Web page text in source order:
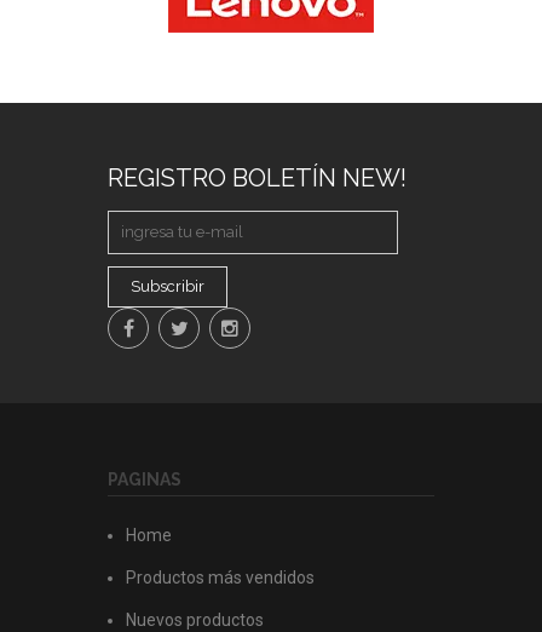
REGISTRO BOLETÍN NEW!
Subscribir
PAGINAS
Home
Productos más vendidos
Nuevos productos